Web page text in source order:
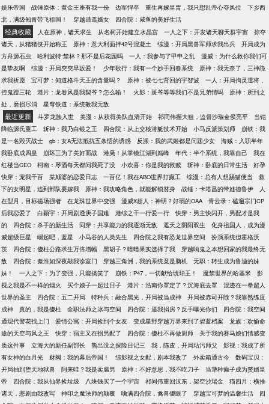
娱乐帝国
战锤原体：黄金王座有我一份 边军悍卒 重生再嫁皇胄，我只想乱帝心夺凤位
下乡西
北，满级知青带飞祖国！
穿越逍遥嫡女 四合院：咸鱼的美好生活
经典收藏 人在原神，诸天求生 从名柯开始建立水晶宫 一人之下：开发诸天聊天群宇宙
掠夺
诸天，从猪猪侠开始称王
原神：意大利面拌42号混凝土 综漫：开局黑兽军师求我出兵
开局成为
方舟源石虫
哈利波特:禁林？那不是后花园吗 一人：我参与了甲申之乱
漫威：为什么救你我们可
是挚友啊
综漫：开局突突早坂爱！ 少年歌行：我有一个妙手回春系统
原神：我无奈了，三神跪
求我祈愿
宝可梦：知道格斗天王的含量吗？ 原神：被七七背回的宇智波
一人：开局拘灵遣将，
控鬼蹬三轮
港片：龙卷风是我契爷？怎么输！ 火影：斑爷等等我们不是兄弟情吗
原神：所到之
处，磨损尽消
星穹铁道：系统教我无敌
最近更新 斗罗龙族入世 美漫：从获得美队血清开始 祁同伟握大狙，监督沙瑞金侯亮平
当铠
降临源氏重工
斩神：我乃白银之王 四合院：从上交核潜艇技术开始 小马反派策划师
崩铁：我
是一名毁灭战士
gb：女A无法抵抗五条悟的诱惑 反派：我的武姬都是问题少女
海贼：入职半年
我卧底成四皇
崩坏三为了美好而战 港枭！从掌镜江湖到巅峰 年代：半个系统，我靠自己
我在
红楼当CEO
柯南：琴酒每天都问我死了没 小欢喜：你是我的救赎 斩神：卧底的日常生活
好孕
快穿：宠我千百
某颠婆的恋爱日志 一百亿！我在ABO世界打癫工 综漫：总有人想踢猫便当
救
下的女明星，追到部队要嫁我
原神：我攻略角色，就能解锁替身 战锤：卡塔昌的带娃德鲁伊
人
在型月，目标磁场强者
在龙珠世界中变强 漫威X超人：神明？好弱的OAA
青云录：磕遍宗门CP
后我恋爱了
白颖宇：开局剧透庚子国难 港综之干一行爱一行
快穿：男主快闪开，男配才是我
的
四合院：杀手的新生活 同穿：共享能力的我逐渐无敌 遮天之阴阳双生
化身祖国人，成为漫
威超级巨星
崛起吧，蓝星 小马谷的人类先生 四合院之我有恐龙世界空间
扮演系统但霍格沃
茨
四合院：傻柱公路求生万倍增幅 黑胡子？暗暗果实选择了我
穿越响鬼之本想回家的我最终无
敌
四合院：秦淮如深夜敲我诊室门 穿越三角洲，我的系统竟是脑机
无职：转生成为鲁迪的妹
妹！
一人之下：为了变强，只能搞笑了 崩铁：P47，一切献给琥珀王！ 魔禁世界的哈基米
影
视之我是不一样的烟火
买个娘子一起过日子 港片：浩南你罩定了？沉海底去罩
混迹在一拳超人
世界的圣主
四合院：五二开局 特种兵：融合黑光，开局被当成神
开局被赤司开除？我靠熟练度
成神
真的，我是傻柱 全职法师之冰与空间 四合院：逼我捐房？反手曝光你们
四合院：我空间
通现代警花找上门
爱情公寓：开局捡到个女友 变成星野穿越万界来到了碧蓝档案
龙族：欢愉命
途的天空与风之王
快穿：宿主又在拐男配了 四合院：傻柱不再做厨师
关于我的赛马娘们情感变
质这件事
立海大的新任副部长 熊出没之探险日记三 我，陈皮，开局玷污师父
影视：我成了所
有女神的白月光
财阀：我的幕后帝国！ 综影视之女配，剧本我改了 外卖箱通古今
数码宝贝：
开局抽到堕天地狱兽
阿来哇？我是卖腐男 原神：不好意思，我不吃刀子
当犟种癫子成为赘婿皇
帝
四合院：我从仙界捡垃圾 八块钱买了一个宇宙 祁同伟重回汉东，架空沙瑞金
猫四月：横推
诸天，悲剧由我改写
神印之魔法师的颠覆 噙满四合院，禽兽傻眼了 穿越宝可梦的温馨生活
四